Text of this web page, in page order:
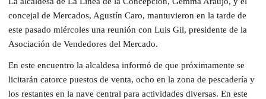
concejal de Mercados, Agustín Caro, mantuvieron en la tarde de
este pasado miércoles una reunión con Luis Gil, presidente de la
Asociación de Vendedores del Mercado.
En este encuentro la alcaldesa informó de que próximamente se
licitarán catorce puestos de venta, ocho en la zona de pescadería y
los restantes en la nave central para actividades diversas. En este